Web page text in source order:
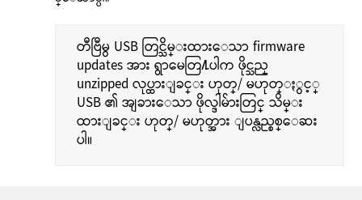
တီဗြီမွ USB တြင္သိမ္းထားေသာ firmware
updates အား ရွာမေတြ႔ပါက ဖိုင္သည္
unzipped လုပ္ထားျခင္း ဟုတ္/ မဟုတ္ႏွင့္
USB ၏ အျခားေသာ ဖိုလ္ဒါမ်ားတြင္ သိမ္း
ထားျခင္း ဟုတ္/ မဟုတ္အား ျပန္လည္စစ္ေဆး
ပါ။